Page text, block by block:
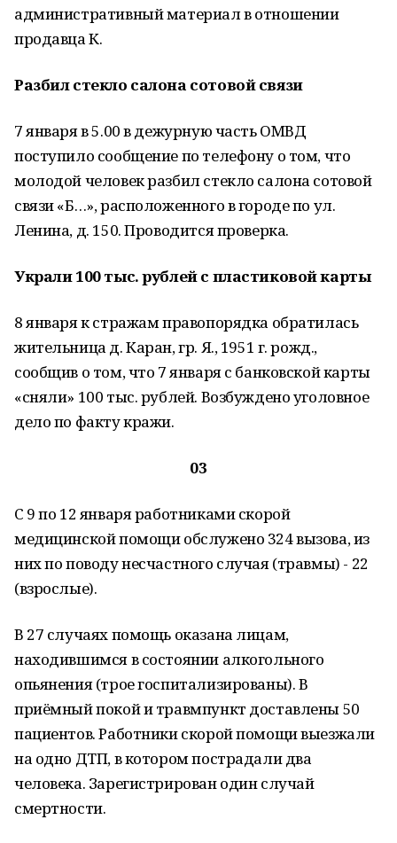
административный материал в отношении
продавца К.
Разбил стекло салона сотовой связи
7 января в 5.00 в дежурную часть ОМВД
поступило сообщение по телефону о том, что
молодой человек разбил стекло салона сотовой
связи «Б…», расположенного в городе по ул.
Ленина, д. 150. Проводится проверка.
Украли 100 тыс. рублей с пластиковой карты
8 января к стражам правопорядка обратилась
жительница д. Каран, гр. Я., 1951 г. рожд.,
сообщив о том, что 7 января с банковской карты
«сняли» 100 тыс. рублей. Возбуждено уголовное
дело по факту кражи.
03
С 9 по 12 января работниками скорой
медицинской помощи обслужено 324 вызова, из
них по поводу несчастного случая (травмы) - 22
(взрослые).
В 27 случаях помощь оказана лицам,
находившимся в состоянии алкогольного
опьянения (трое госпитализированы). В
приёмный покой и травмпункт доставлены 50
пациентов. Работники скорой помощи выезжали
на одно ДТП, в котором пострадали два
человека. Зарегистрирован один случай
смертности.